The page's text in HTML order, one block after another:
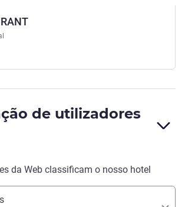
de utilizadores
da Web classificam o nosso hotel